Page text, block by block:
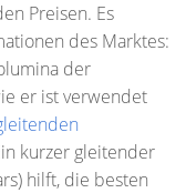
Preisen. Es
des Marktes:
der
er ist verwendet
kurzer gleitender
hilft, die besten